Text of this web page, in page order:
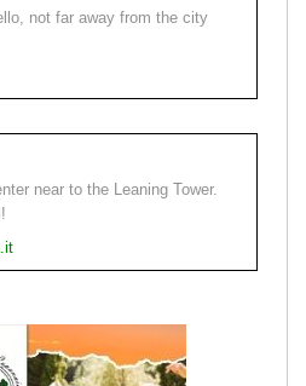
not far away from the city
near to the Leaning Tower.